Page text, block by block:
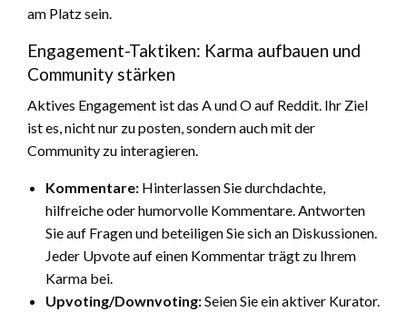
am Platz sein.
Engagement-Taktiken: Karma aufbauen und
Community stärken
Aktives Engagement ist das A und O auf Reddit. Ihr Ziel
ist es, nicht nur zu posten, sondern auch mit der
Community zu interagieren.
Kommentare: Hinterlassen Sie durchdachte,
hilfreiche oder humorvolle Kommentare. Antworten
Sie auf Fragen und beteiligen Sie sich an Diskussionen.
Jeder Upvote auf einen Kommentar trägt zu Ihrem
Karma bei.
Upvoting/Downvoting:Seien Sie ein aktiver Kurator.